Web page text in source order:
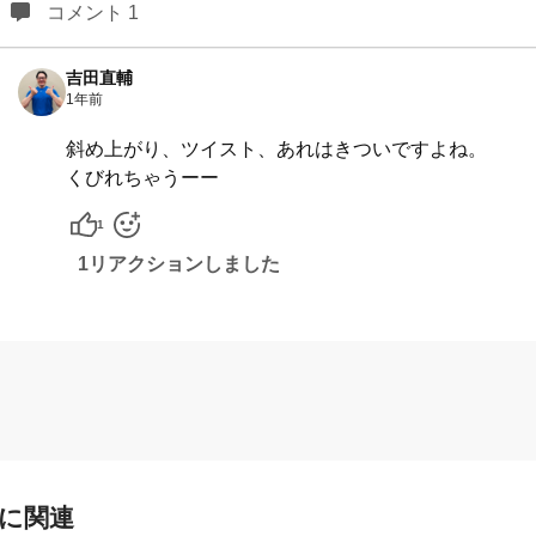
コメント 1
吉田直輔
1年前
斜め上がり、ツイスト、あれはきついですよね。
くびれちゃうーー
1
1リアクションしました
関連